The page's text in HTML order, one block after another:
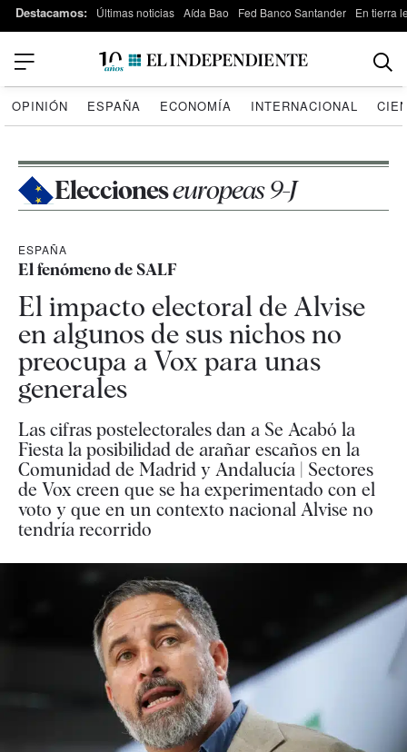
Destacamos: Últimas noticias Aída Bao Fed Banco Santander En tierra
OPINIÓN ESPAÑA ECONOMÍA INTERNACIONAL
Eleccioneseuropeas 9-J
ESPAÑA
El fenómeno de SALF
El impacto electoral de Alvise
en algunos de sus nichos no
preocupa a Vox para unas
generales
Las cifras postelectorales dan a Se Acabó la
Fiesta la posibilidad de arañar escaños en la
Comunidad de Madrid y Andalucía | Sectores
de Vox creen que se ha experimentado con el
voto y que en un contexto nacional Alvise no
tendría recorrido